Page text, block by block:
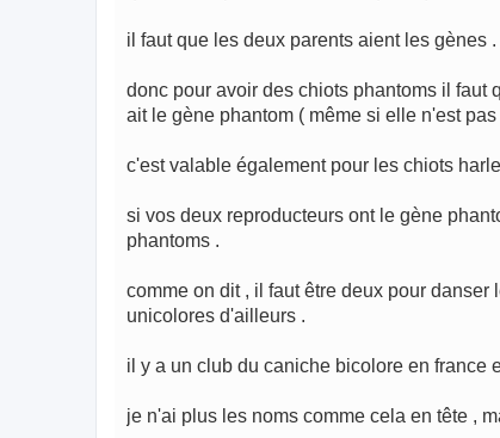
il faut que les deux parents aient les gènes .
donc pour avoir des chiots phantoms il faut
ait le gène phantom ( même si elle n'est
c'est valable également pour les chiots
si vos deux reproducteurs ont le gène
phantoms .
comme on dit , il faut être deux pour
unicolores d'ailleurs .
il y a un club du caniche bicolore en france
je n'ai plus les noms comme cela en tête ,